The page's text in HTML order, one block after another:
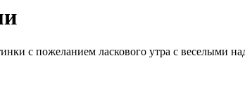
с пожеланием ласкового утра с веселыми